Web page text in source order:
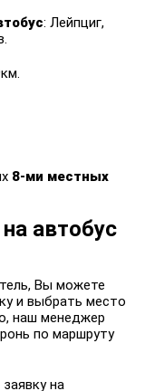
: Лейпциг,
8-ми местных
автобус
Вы можете
и выбрать место
наш менеджер
по маршруту
на